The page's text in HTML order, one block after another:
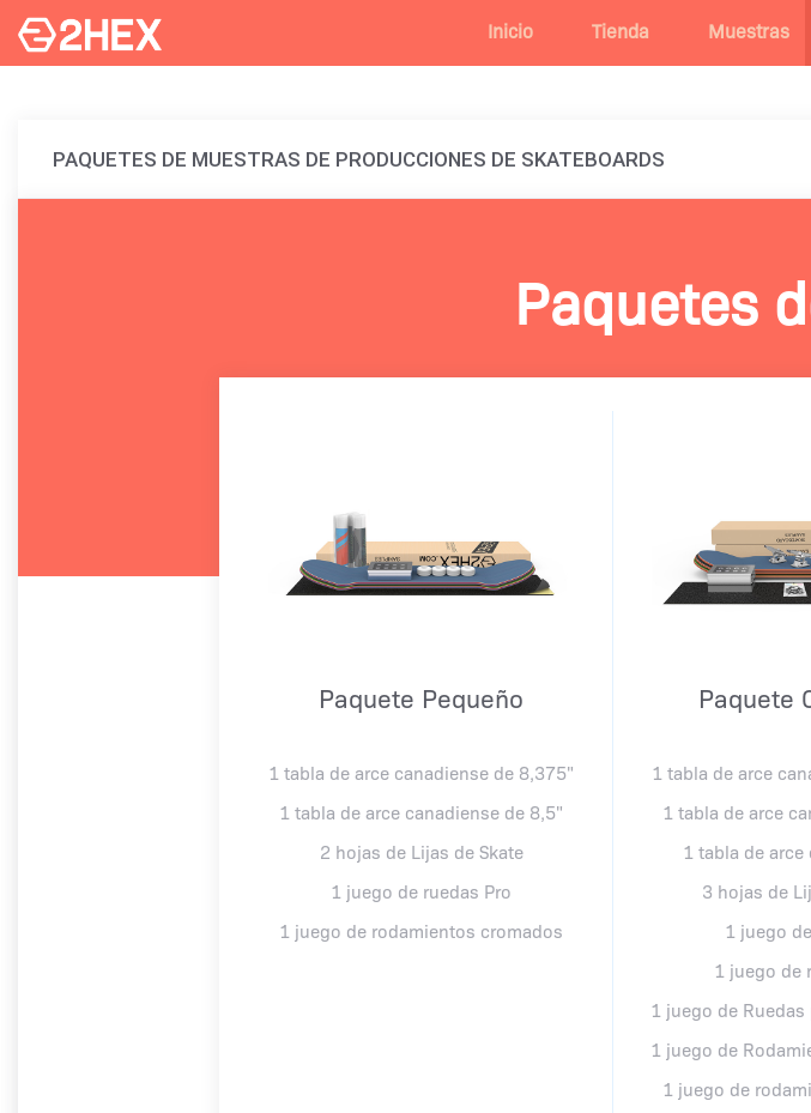
Inicio Tienda Muestras
PAQUETES DE MUESTRAS DE PRODUCCIONES DE SKATEBOARDS
Paquetes
Paquete Pequeño
1 tabla de arce canadiense de 8,375"
1 tabla de arce canadiense de 8,5"
2 hojas de Lijas de Skate
1 juego de ruedas Pro
1 juego de rodamientos cromados
Paquete
1 tabla de arce
1 tabla de arce
1 tabla de arce
3 hojas de
1 juego
1 juego de
1 juego de
1 juego de
1 juego de